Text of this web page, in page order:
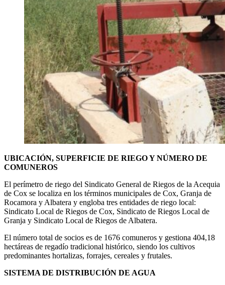
UBICACIÓN, SUPERFICIE DE RIEGO Y NÚMERO DE
COMUNEROS
El perímetro de riego del Sindicato General de Riegos de la Acequia
de Cox se localiza en los términos municipales de Cox, Granja de
Rocamora y Albatera y engloba tres entidades de riego local:
Sindicato Local de Riegos de Cox, Sindicato de Riegos Local de
Granja y Sindicato Local de Riegos de Albatera.
El número total de socios es de 1676 comuneros y gestiona 404,18
hectáreas de regadío tradicional histórico, siendo los cultivos
predominantes hortalizas, forrajes, cereales y frutales.
SISTEMA DE DISTRIBUCIÓN DE AGUA